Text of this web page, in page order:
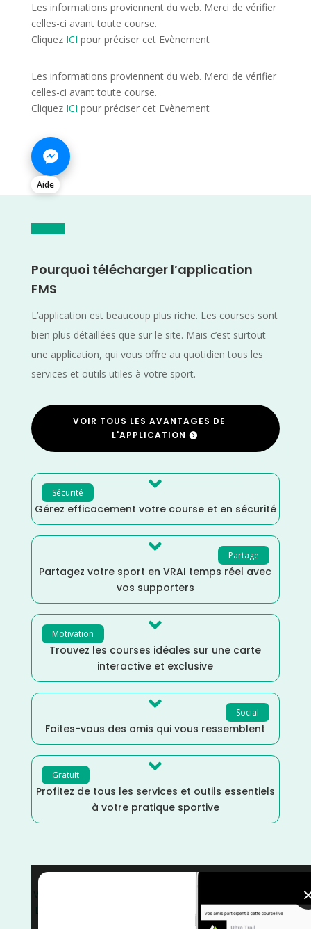
Les informations proviennent du web. Merci de vérifier
celles-ci avant toute course.
Cliquez ICI pour préciser cet Evènement
Les informations proviennent du web. Merci de vérifier
celles-ci avant toute course.
Cliquez ICI pour préciser cet Evènement
Aide
Pourquoi télécharger l’application
FMS
L’application est beaucoup plus riche. Les courses sont
bien plus détaillées que sur le site. Mais c’est surtout
une application, qui vous offre au quotidien tous les
services et outils utiles à votre sport.
VOIR TOUS LES AVANTAGES DE
L'APPLICATION
Sécurité 
Gérez efficacement votre course et en sécurité
Partage

Partagez votre sport en VRAI temps réel avec
vos supporters
Motivation 
Trouvez les courses idéales sur une carte
interactive et exclusive
Social

Faites-vous des amis qui vous ressemblent
Gratuit 
Profitez de tous les services et outils essentiels
à votre pratique sportive
Vaucluse
Distance Faible
Course sur Route/Course